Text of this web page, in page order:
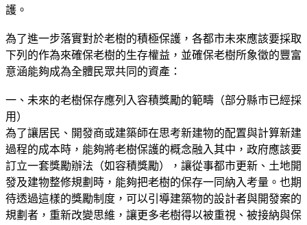
護。
為了進一步落實對於老樹的積極保護，各都市未來應該要採取
下列的作為來確保老樹的生存權益，並確保老樹所象徵的豐富
意涵能夠成為全體民眾共同的資產：
一、未來的老樹保存應列入容積獎勵的範疇（部分縣市已經採
用）
為了讓居民、開發商或建築師在思考新建物的配置與計算新建
過程的成本時，能夠將老樹保護的概念融入其中，政府應該要
訂立一套獎勵辦法（如容積獎勵），讓從事都市更新、土地開
發及建物整修規劃時，能夠把老樹的保存一同納入考量。也期
待透過這樣的獎勵制度，可以引導建築物的設計者與開發案的
規劃者，重新改變思維，讓更多老樹得以被重視、被接納與保